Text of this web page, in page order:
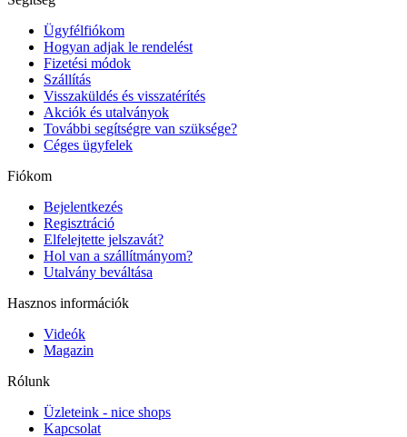
Ügyfélfiókom
Hogyan adjak le rendelést
Fizetési módok
Szállítás
Visszaküldés és visszatérítés
Akciók és utalványok
További segítségre van szüksége?
Céges ügyfelek
Fiókom
Bejelentkezés
Regisztráció
Elfelejtette jelszavát?
Hol van a szállítmányom?
Utalvány beváltása
Hasznos információk
Videók
Magazin
Rólunk
Üzleteink - nice shops
Kapcsolat